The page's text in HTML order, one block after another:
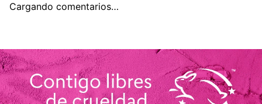
Título
Califica el producto de 1 a 5 estrellas
Tu nombre
Cargando comentarios…